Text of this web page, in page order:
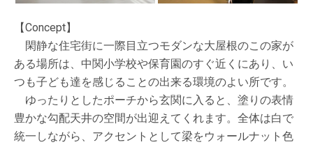
【Concept】
閑静な住宅街に一際目立つモダンな大屋根のこの家が
ある場所は、中関小学校や保育園のすぐ近くにあり、い
つも子ども達を感じることの出来る環境のよい所です。
ゆったりとしたポーチから玄関に入ると、塗りの表情
豊かな勾配天井の空間が出迎えてくれます。全体は白で
統一しながら、アクセントとして梁をウォールナット色